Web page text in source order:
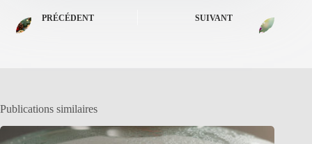
PRÉCÉDENT SUIVANT
Publications similaires